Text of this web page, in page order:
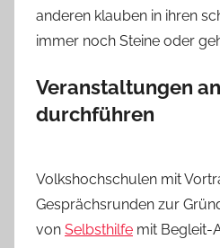
anderen klauben in ihren
immer noch Steine oder
Veranstaltungen
durchführen
Volkshochschulen mit
Gesprächsrunden zur
von Selbsthilfe mit Begleit-